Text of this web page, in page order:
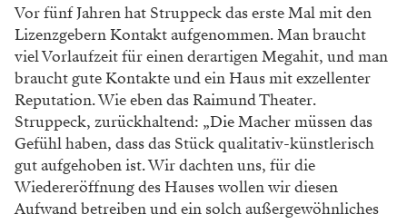
Vor fünf Jahren hat Struppeck das erste Mal mit den
Lizenzgebern Kontakt aufgenommen. Man braucht
viel Vorlaufzeit für einen derartigen Megahit, und man
braucht gute Kontakte und ein Haus mit exzellenter
Reputation. Wie eben das Raimund Theater.
Struppeck, zurückhaltend: „Die Macher müssen das
Gefühl haben, dass das Stück qualitativ-künstlerisch
gut aufgehoben ist. Wir dachten uns, für die
Wiedereröffnung des Hauses wollen wir diesen
Aufwand betreiben und ein solch außergewöhnliches